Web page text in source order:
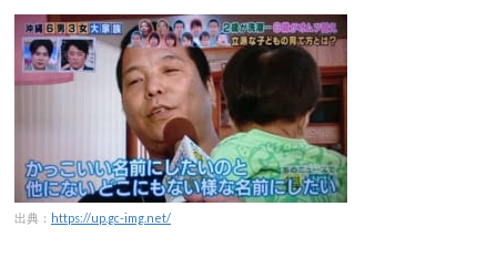
出典： https://up.gc-img.net/